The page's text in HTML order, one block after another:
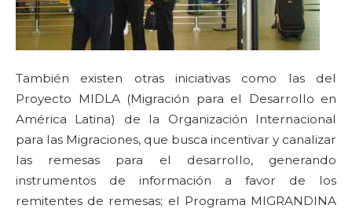
También existen otras iniciativas como las del
Proyecto MIDLA (Migración para el Desarrollo en
América Latina) de la Organización Internacional
para las Migraciones, que busca incentivar y canalizar
las remesas para el desarrollo, generando
instrumentos de información a favor de los
remitentes de remesas; el Programa MIGRANDINA